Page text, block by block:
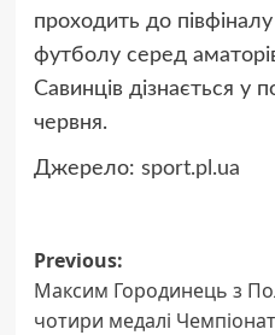
проходить до
футболу серед
Савинців дізнається у
червня.
Джерело: sport.pl.ua
Post
navigation
Previous:
Максим Городинець з
чотири медалі